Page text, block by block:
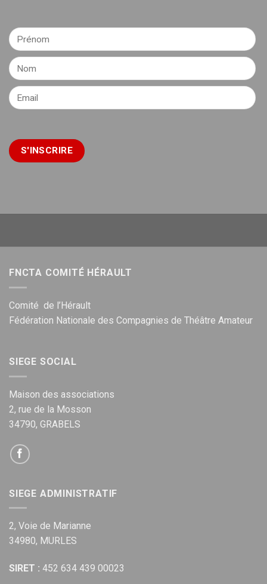
FNCTA COMITÉ HÉRAULT
Comité de l’Hérault
Fédération Nationale des Compagnies de Théâtre Amateur
SIEGE SOCIAL
Maison des associations
2, rue de la Mosson
34790, GRABELS
SIEGE ADMINISTRATIF
2, Voie de Marianne
34980, MURLES
SIRET : 452 634 439 00023